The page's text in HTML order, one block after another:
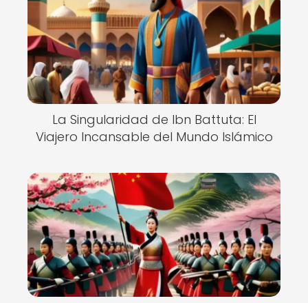
La Singularidad de Ibn Battuta: El
Viajero Incansable del Mundo Islámico